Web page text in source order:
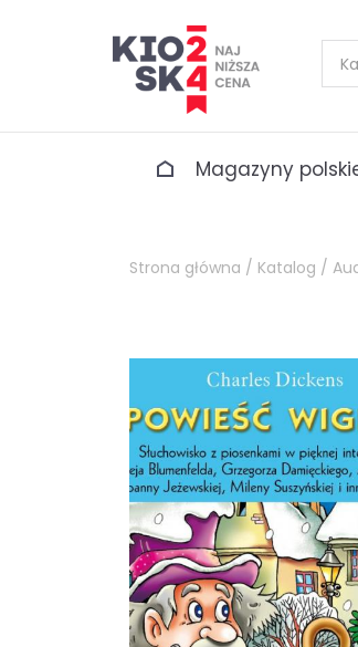
Magazyny
Strona główna / Katalog /